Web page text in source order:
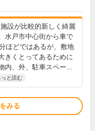
施設が比較的新しく綺麗
水戸市中心街から車で
ほどではあるが、敷地
きくとってあるために
内、外、駐車スペー...
っと読む
みる